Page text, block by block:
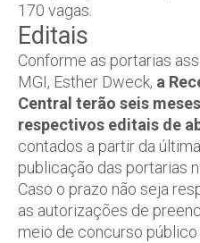
170 vagas.
Editais
Conforme as portarias
MGI, Esther Dweck, a
Central terão seis
respectivos editais de
contados a partir da
publicação das portarias
Caso o prazo não seja
as autorizações de
meio de concurso público